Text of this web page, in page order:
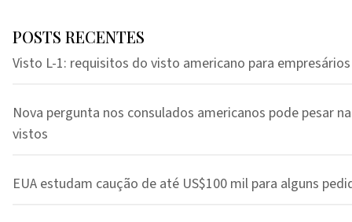
POSTS RECENTES
Visto L-1: requisitos do visto americano para empresários
Nova pergunta nos consulados americanos pode pesar
vistos
EUA estudam caução de até US$100 mil para alguns